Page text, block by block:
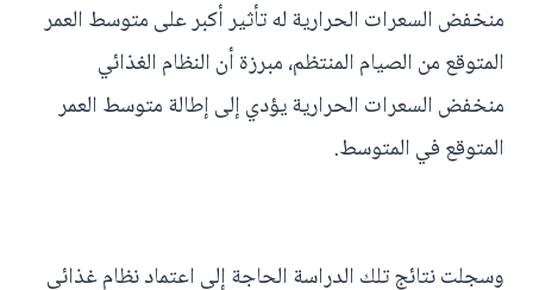
منخفض السعرات الحرارية له تأثير أكبر على متوسط العمر
المتوقع من الصيام المنتظم، مبرزة أن النظام الغذائي
منخفض السعرات الحرارية يؤدي إلى إطالة متوسط العمر
المتوقع في المتوسط.
وسجلت نتائج تلك الدراسة الحاجة إلى اعتماد نظام غذائي